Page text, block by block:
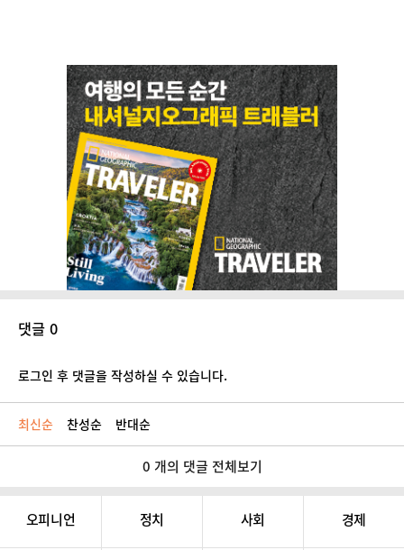
댓글 0
로그인 후 댓글을 작성하실 수 있습니다.
최신순 찬성순 반대순
0 개의 댓글 전체보기
오피니언 정치 사회 경제